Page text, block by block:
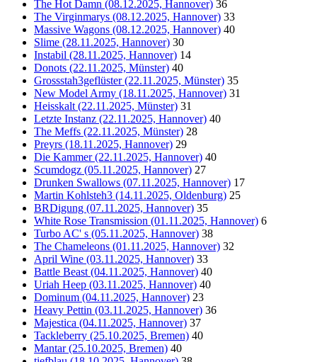
The Hot Damn (08.12.2025, Hannover) 36
The Virginmarys (08.12.2025, Hannover) 33
Massive Wagons (08.12.2025, Hannover) 40
Slime (28.11.2025, Hannover) 30
Instabil (28.11.2025, Hannover) 14
Donots (22.11.2025, Münster) 40
Grossstah3geflüster (22.11.2025, Münster) 35
New Model Army (18.11.2025, Hannover) 31
Heisskalt (22.11.2025, Münster) 31
Letzte Instanz (22.11.2025, Hannover) 40
The Meffs (22.11.2025, Münster) 28
Preyrs (18.11.2025, Hannover) 29
Die Kammer (22.11.2025, Hannover) 40
Scumdogz (05.11.2025, Hannover) 27
Drunken Swallows (07.11.2025, Hannover) 17
Martin Kohlsteh3 (14.11.2025, Oldenburg) 25
BRDigung (07.11.2025, Hannover) 35
White Rose Transmission (01.11.2025, Hannover) 6
Turbo AC' s (05.11.2025, Hannover) 38
The Chameleons (01.11.2025, Hannover) 32
April Wine (03.11.2025, Hannover) 33
Battle Beast (04.11.2025, Hannover) 40
Uriah Heep (03.11.2025, Hannover) 40
Dominum (04.11.2025, Hannover) 23
Heavy Pettin (03.11.2025, Hannover) 36
Majestica (04.11.2025, Hannover) 37
Tackleberry (25.10.2025, Bremen) 40
Mantar (25.10.2025, Bremen) 40